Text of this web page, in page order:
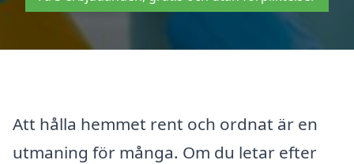
Att hålla hemmet rent och ordnat är en
utmaning för många. Om du letar efter